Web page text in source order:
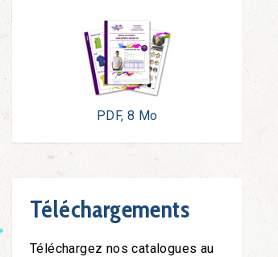
PDF, 8 Mo
Téléchargements
Téléchargez nos catalogues au